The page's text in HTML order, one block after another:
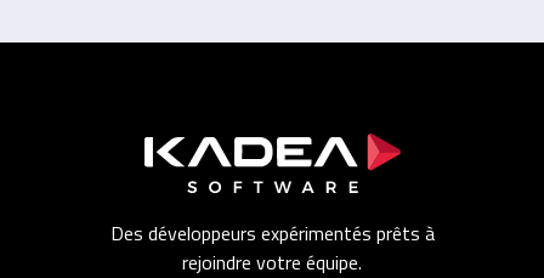
Des développeurs expérimentés prêts à
rejoindre votre équipe.